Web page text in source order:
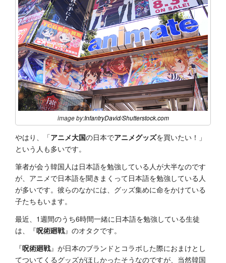
image by:InfantryDavid/Shutterstock.com
やはり、「アニメ大国の日本でアニメグッズを買いたい！」
という人も多いです。
筆者が会う韓国人は日本語を勉強している人が大半なのです
が、アニメで日本語を聞きまくって日本語を勉強している人
が多いです。彼らのなかには、グッズ集めに命をかけている
子たちもいます。
最近、1週間のうち6時間一緒に日本語を勉強している生徒
は、『呪術廻戦』のオタクです。
『呪術廻戦』が日本のブランドとコラボした際におまけとし
てついてくるグッズがほしかったそうなのですが、当然韓国